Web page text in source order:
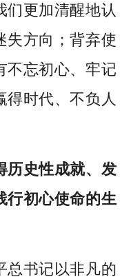
们更加清醒地认
失方向；背弃使
不忘初心、牢记
得时代、不负人
历史性成就、发
行初心使命的生
总书记以非凡的